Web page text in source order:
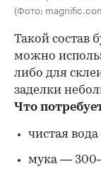
(Фото:
Такой состав
можно
либо для
заделки
Что
чистая
мука —